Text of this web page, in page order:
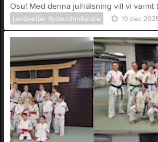
Landvetter KyokushinKarate 19 dec